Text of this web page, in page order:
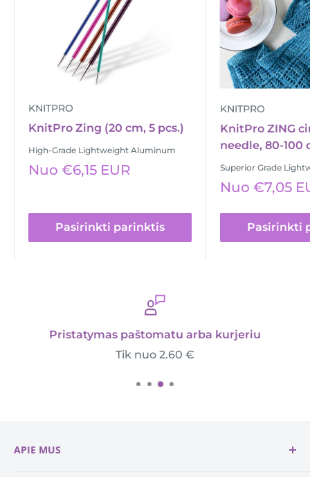
KNITPRO
KnitPro Zing (20 cm, 5 pcs.)
High-Grade Lightweight Aluminum
Išpardavimo
Nuo €6,15 EUR
Pasirinkti parinktis
KNITPRO
KnitPro ZING
needle, 80-100
Superior Grade
Išpardavimo
Nuo €7,05
Pasirinkti
Pristatymas paštomatu arba kurjeriu
Tik nuo 2.60 €
APIE MUS